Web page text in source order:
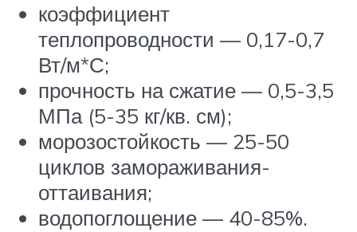
коэффициент
теплопроводности — 0,17-0,7
Вт/м*С;
прочность на сжатие — 0,5-3,5
МПа (5-35 кг/кв. см);
морозостойкость — 25-50
циклов замораживания-
оттаивания;
водопоглощение — 40-85%.